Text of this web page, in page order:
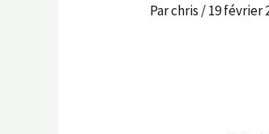
Parchris /19 février